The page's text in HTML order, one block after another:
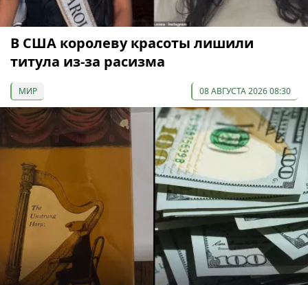
В США королеву красоты лишили
титула из-за расизма
МИР 08 АВГУСТА 2026 08:30